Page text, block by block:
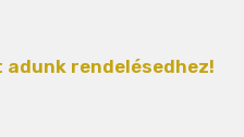
rendelésedhez!